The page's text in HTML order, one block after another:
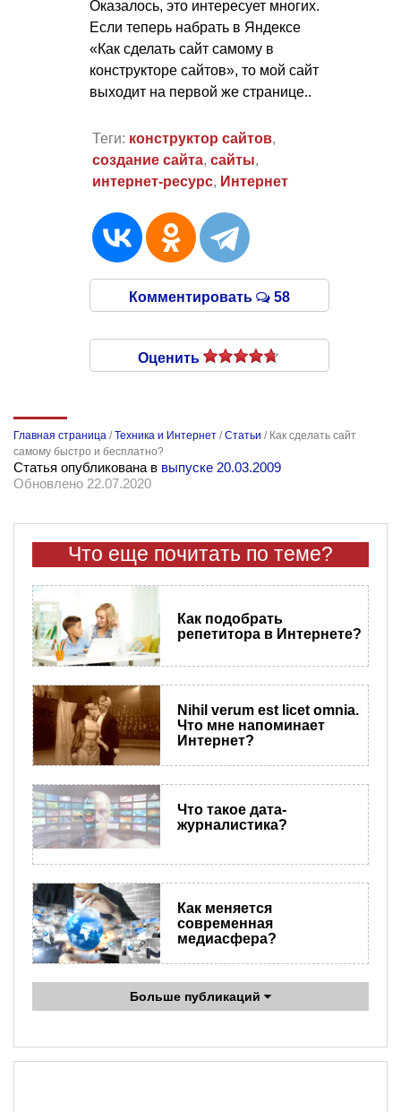
Оказалось, это интересует многих.
Если теперь набрать в Яндексе
«Как сделать сайт самому в
конструкторе сайтов», то мой сайт
выходит на первой же странице..
Теги: конструктор сайтов,
создание сайта, сайты,
интернет-ресурс, Интернет
Комментировать 58
Оценить
Главная страница /Техника и Интернет /Статьи / Как сделать сайт
самому быстро и бесплатно?
Статья опубликована в выпуске 20.03.2009
Обновлено 22.07.2020
Что еще почитать по теме?
Как подобрать
репетитора в Интернете?
​Nihil verum est licet omnia.
Что мне напоминает
Интернет?
Что такое дата-
журналистика?
Как меняется
современная
медиасфера?
Больше публикаций